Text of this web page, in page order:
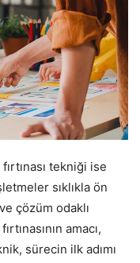
tekniği ise
sıklıkla ön
çözüm odaklı
amacı,
sürecin ilk adımı